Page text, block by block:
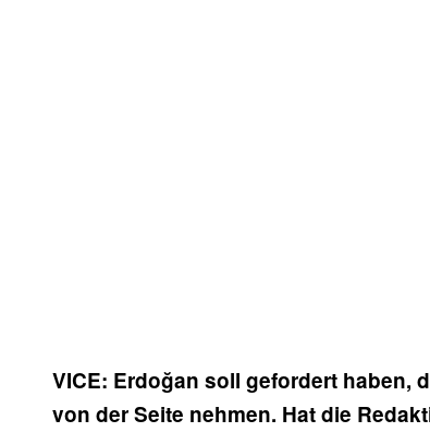
VICE: Erdoğan soll gefordert haben,
von der Seite nehmen. Hat die